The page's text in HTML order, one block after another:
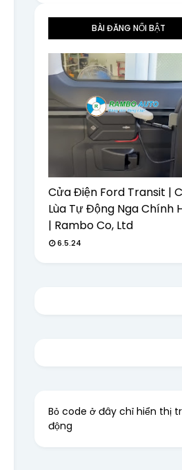
BÀI ĐĂNG NỔI BẬT
Cửa Điện Ford Transit |
Lùa Tự Động Nga Chính
| Rambo Co, Ltd
6.5.24
Bỏ code ở đây chỉ hiển thị
động